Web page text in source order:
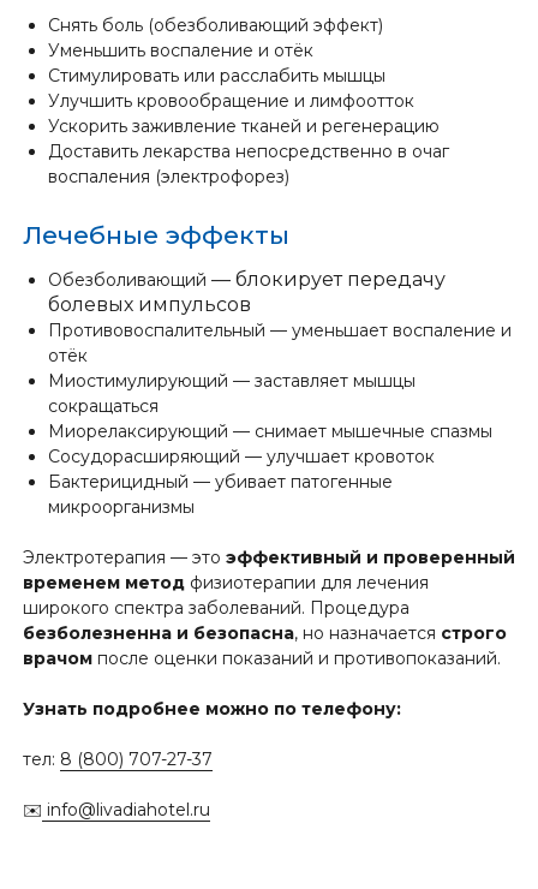
Снять боль (обезболивающий эффект)
Уменьшить воспаление и отёк
Стимулировать или расслабить мышцы
Улучшить кровообращение и лимфоотток
Ускорить заживление тканей и регенерацию
Доставить лекарства непосредственно в очаг
воспаления (электрофорез)
Лечебные эффекты
Обезболивающий — блокирует передачу
болевых импульсов
Противовоспалительный — уменьшает воспаление и
отёк
Миостимулирующий — заставляет мышцы
сокращаться
Миорелаксирующий — снимает мышечные спазмы
Сосудорасширяющий — улучшает кровоток
Бактерицидный — убивает патогенные
микроорганизмы
Электротерапия — это эффективный и проверенный
временем метод физиотерапии для лечения
широкого спектра заболеваний. Процедура
безболезненна и безопасна, но назначается строго
врачом после оценки показаний и противопоказаний.
Узнать подробнее можно по телефону:
тел: 8 (800) 707-27-37
✉️ info@livadiahotel.ru